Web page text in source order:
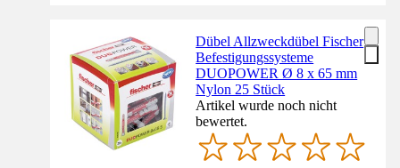
Dübel Allzweckdübel Fischer
Befestigungssysteme
DUOPOWER Ø 8 x 65 mm
Nylon 25 Stück
Artikel wurde noch nicht
bewertet.